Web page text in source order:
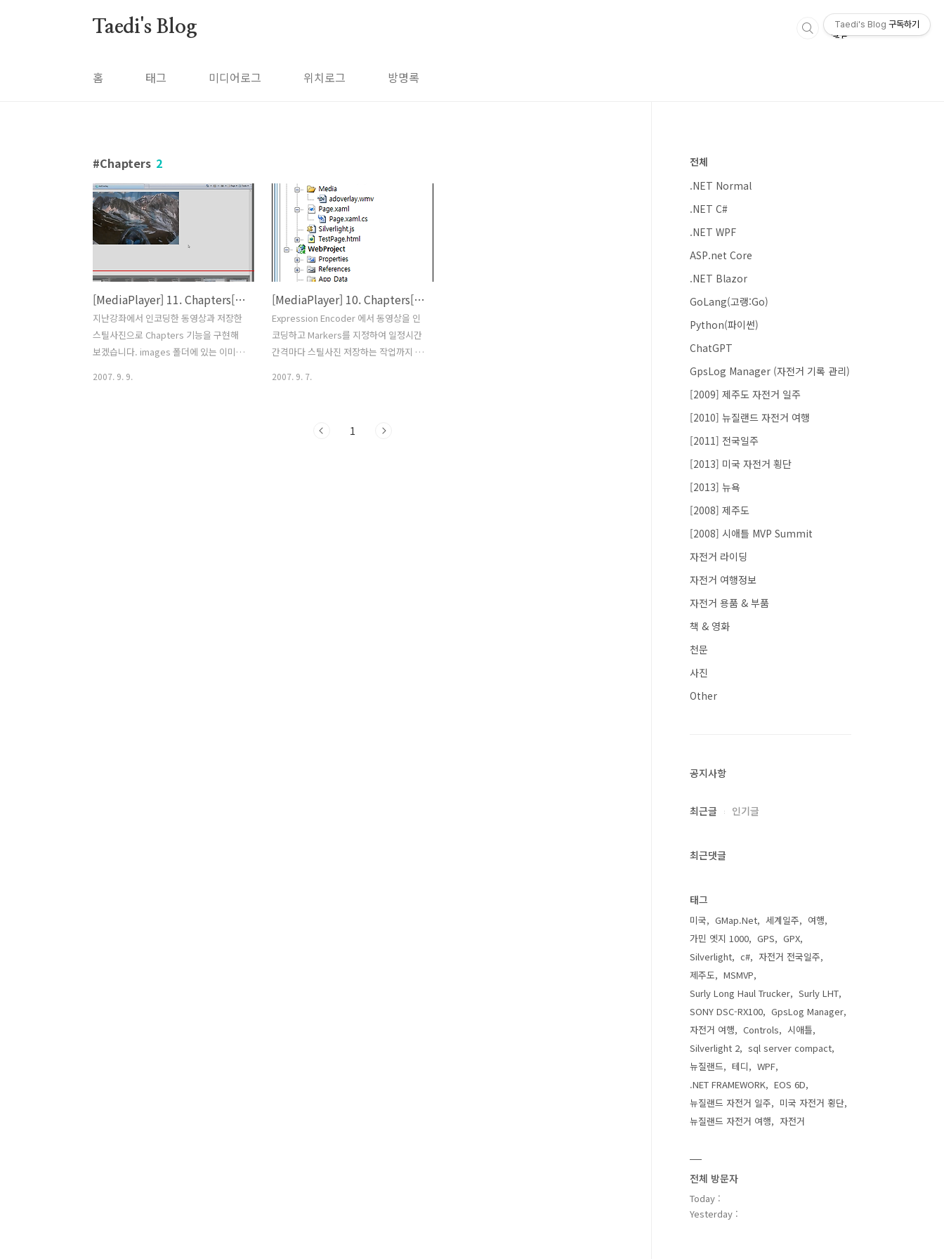
Taedi's Blog
홈 태그 미디어로그 위치로그 방명록
Chapters 2
[MediaPlayer] 11. Chapters[1-3:Chapters 구현]
지난강좌에서 인코딩한 동영상과 저장한
스틸사진으로 Chapters 기능을 구현해
보겠습니다. images 폴더에 있는 이미지
2007. 9. 9.
[MediaPlayer] 10. Chapters[1-2:Expression Encoder]
Expression Encoder 에서 동영상을 인
코딩하고 Markers를 지정하여 일정시간
간격마다 스틸사진 저장하는 작업까지 진
및 자막 삽입등 여러가지 막강한 기능을
2007. 9. 7.
1
전체
.NET Normal
.NET C#
.NET WPF
ASP.net Core
.NET Blazor
GoLang(고랭:Go)
Python(파이썬)
ChatGPT
GpsLog Manager (자전거 기록 관리)
[2009] 제주도 자전거 일주
[2010] 뉴질랜드 자전거 여행
[2011] 전국일주
[2013] 미국 자전거 횡단
[2013] 뉴욕
[2008] 제주도
[2008] 시애틀 MVP Summit
자전거 라이딩
자전거 여행정보
자전거 용품 & 부품
책 & 영화
천문
사진
Other
공지사항
최근글 인기글
최근댓글
태그
미국 GMap.Net 세계일주
여행
가민 엣지 1000
GPS
GPX
Silverlight
c#
자전거 전국일주
제주도
MSMVP
Surly Long Haul Trucker
Surly LHT
SONY DSC-RX100
GpsLog Manager
자전거 여행
Controls
시애틀
Silverlight 2
sql server compact
뉴질랜드
테디
WPF
.NET FRAMEWORK
EOS 6D
뉴질랜드 자전거 일주
미국 자전거 횡단
뉴질랜드 자전거 여행
자전거
전체 방문자
Today :
Yesterday :
Taedi's Blog 구독하기